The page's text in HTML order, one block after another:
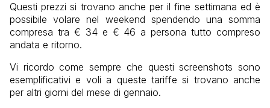
Questi prezzi si trovano anche per il fine settimana ed è
possibile volare nel weekend spendendo una somma
compresa tra € 34 e € 46 a persona tutto compreso
andata e ritorno.
Vi ricordo come sempre che questi screenshots sono
esemplificativi e voli a queste tariffe si trovano anche
per altri giorni del mese di gennaio.